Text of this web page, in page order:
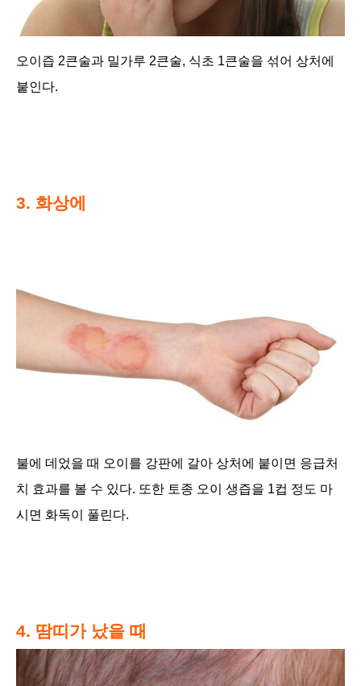
오이즙 2큰술과 밀가루 2큰술, 식초 1큰술을 섞어 상처에
붙인다.
3. 화상에
불에 데었을 때 오이를 강판에 갈아 상처에 붙이면 응급처
치 효과를 볼 수 있다. 또한 토종 오이 생즙을 1컵 정도 마
시면 화독이 풀린다.
4. 땀띠가 났을 때